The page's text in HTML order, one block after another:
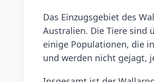
Das Einzugsgebiet des
Australien. Die Tiere sind
einige Populationen, die
und werden nicht gejagt,